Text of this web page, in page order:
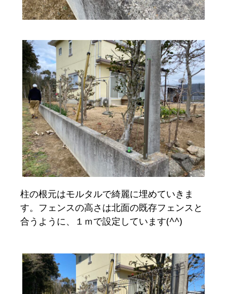
柱の根元はモルタルで綺麗に埋めていきま
す。フェンスの高さは北面の既存フェンスと
合うように、１ｍで設定しています(^^)